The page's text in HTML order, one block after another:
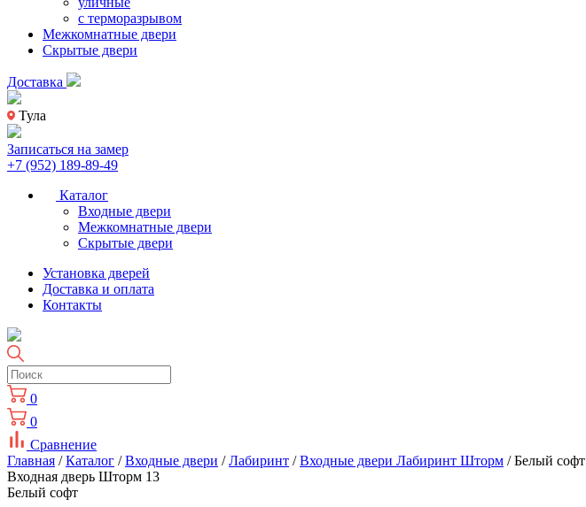
с терморазрывом
Межкомнатные двери
Скрытые двери
Доставка
Тула
Записаться на замер
+7 (952) 189-89-49
Каталог
Входные двери
Межкомнатные двери
Скрытые двери
Установка дверей
Доставка и оплата
Контакты
0
0
Сравнение
Главная /Каталог /Входные двери /Лабиринт /Входные двери Лабиринт Шторм / Белый софт
Входная дверь Шторм 13
Белый софт